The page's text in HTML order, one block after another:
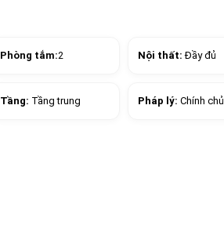
Phòng tắm:2 Nội thất:Đầy đủ
Tầng: Tầng trung Pháp lý: Chính chủ